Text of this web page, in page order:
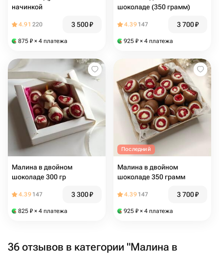
начинкой
4.91 220 3 500₽
875 ₽ × 4 платежа
шоколаде (350 грамм)
4.39 147 3 700₽
925 ₽ × 4 платежа
Малина в двойном
шоколаде 300 гр
4.39 147 3 300₽
825 ₽ × 4 платежа
Последний
Малина в двойном
шоколаде 350 грамм
4.39 147 3 700₽
925 ₽ × 4 платежа
36 отзывов в категории "Малина в